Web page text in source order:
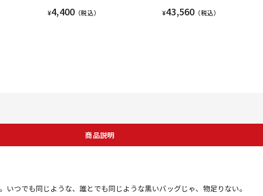
¥4,400 （税込） ¥43,560 （税込）
商品説明
つでも同じような、誰とでも同じような黒いバッグじゃ、物足りない。